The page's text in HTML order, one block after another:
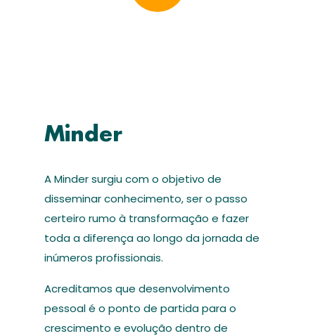
Minder
A Minder surgiu com o objetivo de
disseminar conhecimento, ser o passo
certeiro rumo à transformação e fazer
toda a diferença ao longo da jornada de
inúmeros profissionais.
Acreditamos que desenvolvimento
pessoal é o ponto de partida para o
crescimento e evolução dentro de